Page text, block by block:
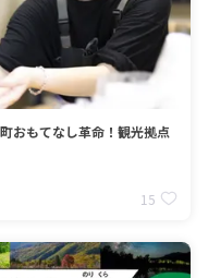
おもてなし革命！観光拠点
15